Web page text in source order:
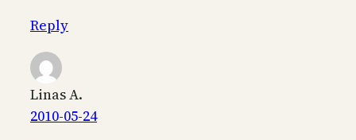
Reply
Linas A.
2010-05-24